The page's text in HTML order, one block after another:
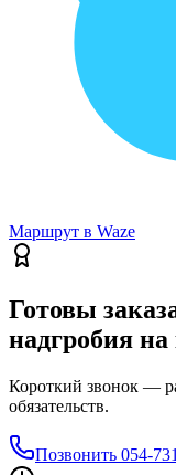
Маршрут в Waze
Готовы
надгробия
Короткий звонок —
обязательств.
Позвонить 054-